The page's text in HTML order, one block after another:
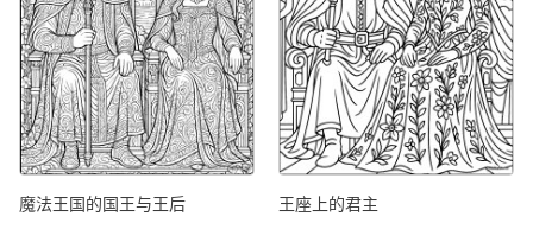
魔法王国的国王与王后 王座上的君主